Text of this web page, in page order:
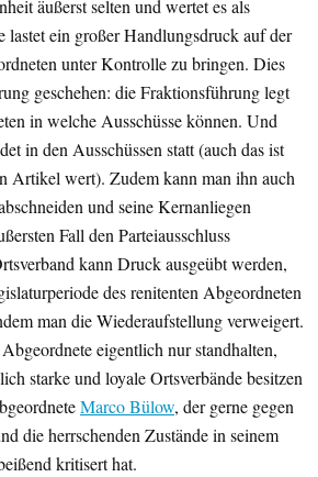
äußerst selten und wertet es als
lastet ein großer Handlungsdruck auf der
unter Kontrolle zu bringen. Dies
geschehen: die Fraktionsführung legt
in welche Ausschüsse können. Und
in den Ausschüssen statt (auch das ist
Artikel wert). Zudem kann man ihn auch
und seine Kernanliegen
Fall den Parteiausschluss
kann Druck ausgeübt werden,
des renitenten Abgeordneten
man die Wiederaufstellung verweigert.
eigentlich nur standhalten,
starke und loyale Ortsverbände besitzen
Marco Bülow, der gerne gegen
die herrschenden Zustände in seinem
kritisert hat.